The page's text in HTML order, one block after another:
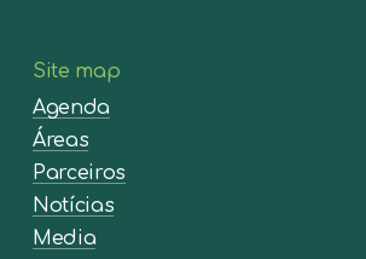
Site map
Agenda
Áreas
Parceiros
Notícias
Media